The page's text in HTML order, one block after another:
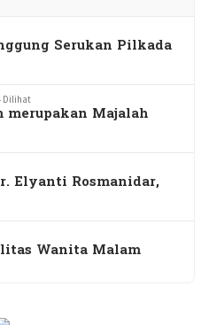
Serukan Pilkada
Dilihat
merupakan Majalah
Elyanti Rosmanidar,
Wanita Malam